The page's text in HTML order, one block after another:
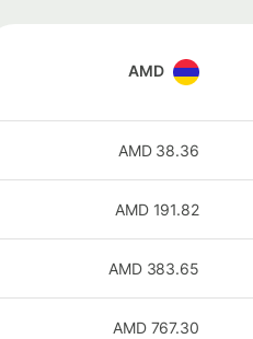
AMD
38.36
AMD
191.82
AMD
383.65
AMD
767.30
AMD